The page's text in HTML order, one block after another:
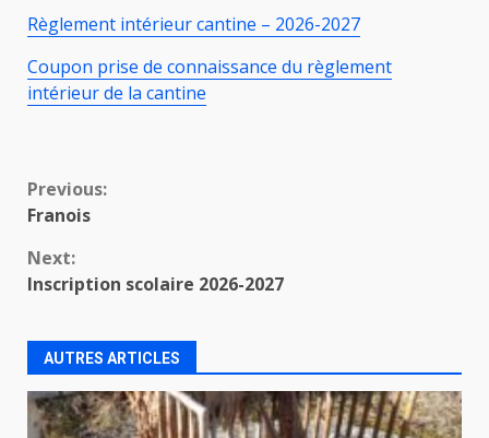
Règlement intérieur cantine – 2026-2027
Coupon prise de connaissance du règlement
intérieur de la cantine
Continue
Previous:
Franois
Next:
Inscription scolaire 2026-2027
AUTRES ARTICLES